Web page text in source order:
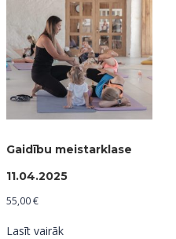
Gaidību meistarklase
11.04.2025
55,00€
Lasīt vairāk